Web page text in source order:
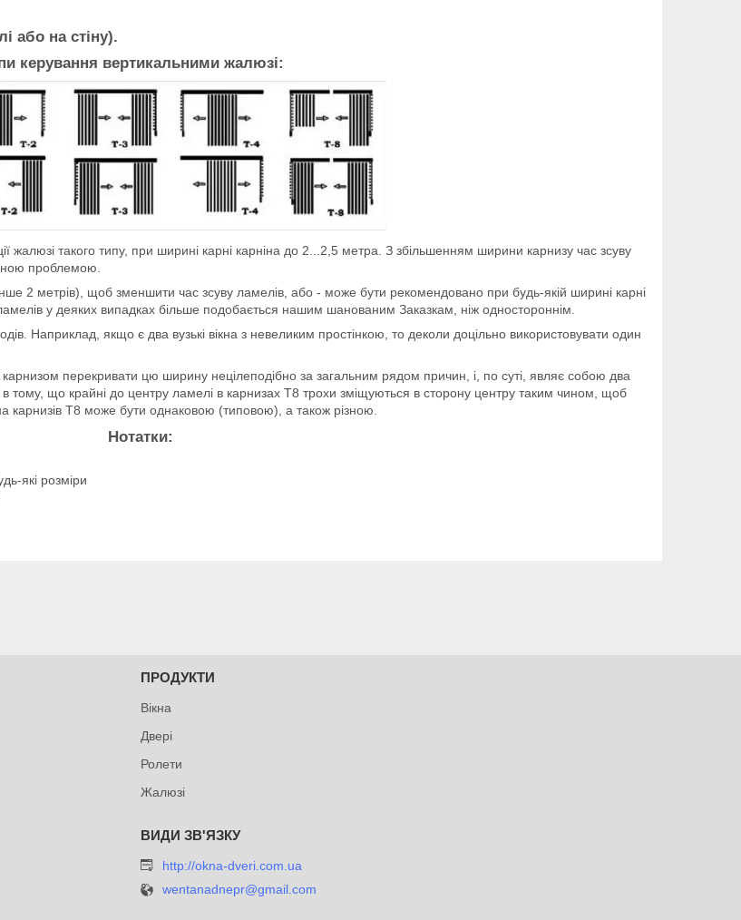
або на стіну).
керування вертикальними жалюзі:
жалюзі такого типу, при ширині карні карніна до 2...2,5 метра. З збільшенням ширини карнизу час зсуву
проблемою.
2 метрів), щоб зменшити час зсуву ламелів, або - може бути рекомендовано при будь-якій ширині карні
у деяких випадках більше подобається нашим шанованим Заказкам, ніж одностороннім.
Наприклад, якщо є два вузькі вікна з невеликим простінкою, то деколи доцільно використовувати один
перекривати цю ширину нецілеподібно за загальним рядом причин, і, по суті, являє собою два
в тому, що крайні до центру ламелі в карнизах Т8 трохи зміщуються в сторону центру таким чином, щоб
Т8 може бути однаковою (типовою), а також різною.
Нотатки:
які розміри
ПРОДУКТИ
Вікна
Двері
Ролети
Жалюзі
http://okna-dveri.com.ua
wentanadnepr@gmail.com